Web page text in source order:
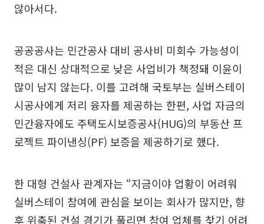
않아서다.
공공공사는 민간공사 대비 공사비 미회수 가능성이
적은 대신 상대적으로 낮은 사업비가 책정돼 이윤이
많이 남지 않는다. 이를 고려해 국토부는 실버스테이
시공사에게 저리 융자를 제공하는 한편, 사업 자금의
민간융자에도 주택도시보증공사(HUG)의 부동산 프
로젝트 파이낸싱(PF) 보증을 제공하기로 했다.
한 대형 건설사 관계자는 “지금이야 업황이 어려워
실버스테이 참여에 관심을 보이는 회사가 많지만, 향
후 위축된 건설 경기가 풀리면 참여 업체를 찾기 어려